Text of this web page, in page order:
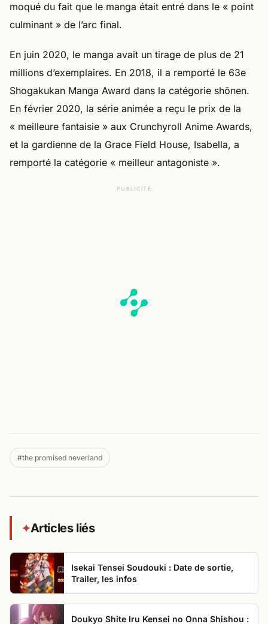
moqué du fait que le manga était entré dans le « point
culminant » de l’arc final.
En juin 2020, le manga avait un tirage de plus de 21
millions d’exemplaires. En 2018, il a remporté le 63e
Shogakukan Manga Award dans la catégorie shōnen.
En février 2020, la série animée a reçu le prix de la
« meilleure fantaisie » aux Crunchyroll Anime Awards,
et la gardienne de la Grace Field House, Isabella, a
remporté la catégorie « meilleur antagoniste ».
PUBLICITÉ
#the promised neverland
✦Articles liés
Isekai Tensei Soudouki : Date de sortie,
Trailer, les infos
Doukyo Shite Iru Kensei no Onna Shishou :